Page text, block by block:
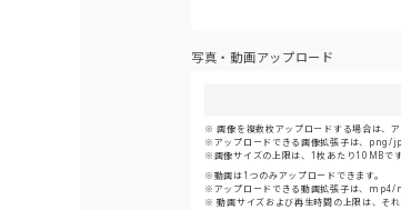
写真・動画アップロード
画像を複数枚アップロードする場合は、
アップロードできる画像拡張子は、png/
画像サイズの上限は、1枚あたり10MBです
動画は1つのみアップロードできます。
アップロードできる動画拡張子は、mp4/
動画サイズおよび再生時間の上限は、そ